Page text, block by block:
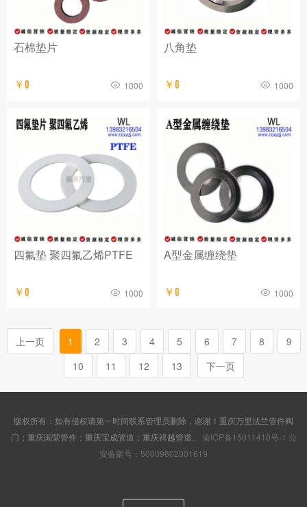
石棉垫片
￥0 1000
八角垫
￥0 1000
四氟垫 聚四氟乙烯PTFE
￥0 1000
A型金属缠绕垫
￥0 1000
上一页 1 2 3 4 5 6 7 8
9
10
11 12 13 下一页
版权所有：如有侵权请第一时间联系管理员删除，谢谢！重庆万里法兰管件阀
门；重庆国荣管件；重庆宝成管道；重庆祥越管道。 渝ICP备15011410号-1 公
安备案号：50009802001619